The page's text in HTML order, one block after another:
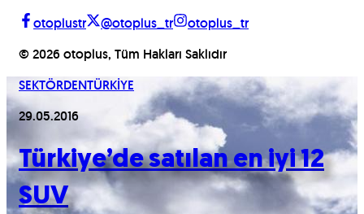
otoplustr
@otoplus_tr
otoplus_tr
© 2026 otoplus, Tüm Hakları Saklıdır
SEKTÖRDENTÜRKİYE
29.05.2016
Türkiye’de satılan en iyi 12
SUV